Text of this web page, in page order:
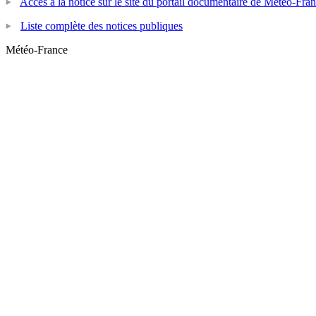
Liste complète des notices publiques
Météo-France